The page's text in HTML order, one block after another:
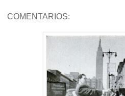
COMENTARIOS: